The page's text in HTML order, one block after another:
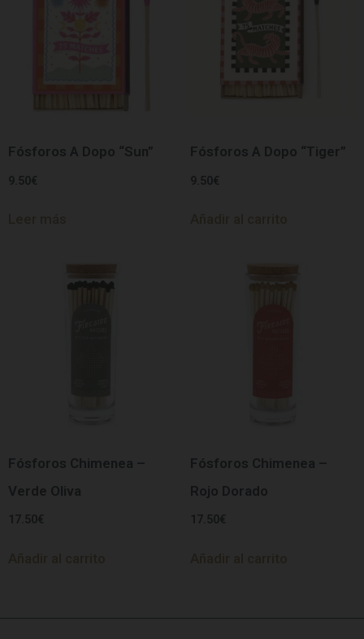
Fósforos A Dopo “Sun”
9.50€
Fósforos A Dopo “Tiger”
9.50€
Fósforos Chimenea –
Verde Oliva
17.50€
Fósforos Chimenea –
Rojo Dorado
17.50€